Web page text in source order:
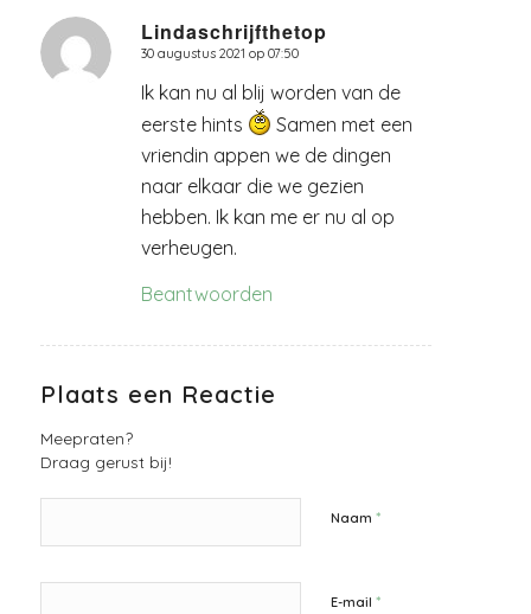
Lindaschrijfthetop
zegt:
30 augustus 2021 op 07:50
Ik kan nu al blij worden van de
eerste hints
Samen met een
vriendin appen we de dingen
naar elkaar die we gezien
hebben. Ik kan me er nu al op
verheugen.
Beantwoorden
Plaats een Reactie
Meepraten?
Draag gerust bij!
Naam *
E-mail *